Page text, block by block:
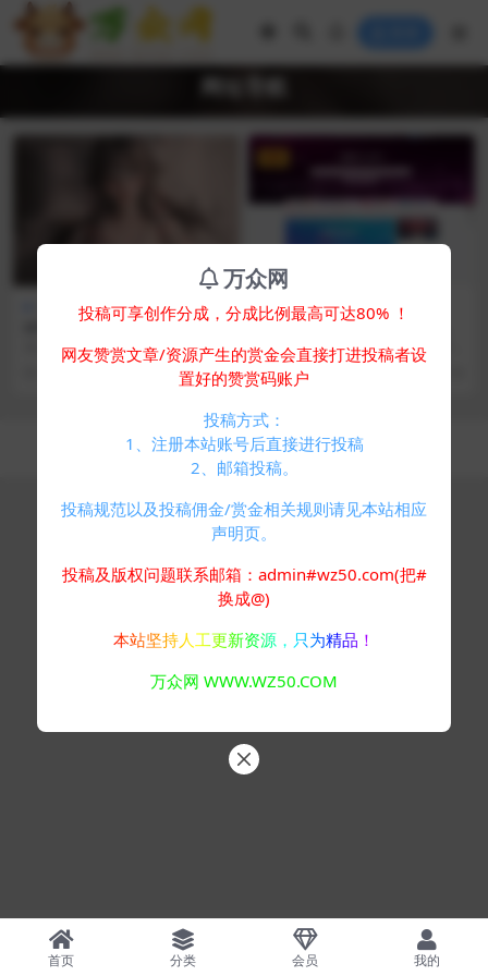
其他源码
HTML单页自适应网址导航源
简介： HTML单页自适应网址导航
源码 图片：
0
主题美化 新闻博客
最新子比主题zibll-V8.0 开心
版源码 | WordPress主题源
码
简介： 最新子比主题Zibll-V8.0 开
心版源码 | WordPress主题...
2 年前
Copyright © 2024万众网- All rights reserved
浙ICP备05025058号-4
首页 分类 会员 我的
万众网
投稿可享创作分成，分成比例最高可达80% ！
网友赞赏文章/资源产生的赏金会直接打进投稿者设
置好的赞赏码账户
投稿方式：
1、注册本站账号后直接进行投稿
2、邮箱投稿。
投稿规范以及投稿佣金/赏金相关规则请见本站相应
声明页。
投稿及版权问题联系邮箱：admin#wz50.com(把#
换成@)
本站坚持人工更新资源，只为精品！
万众网 WWW.WZ50.COM